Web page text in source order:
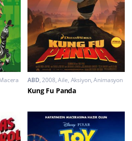
ABD 2008 Aile, Aksiyon,Animasyon
Kung Fu Panda